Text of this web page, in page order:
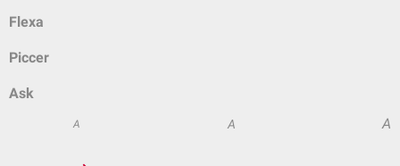
Flexa
Piccer
Ask
A A A